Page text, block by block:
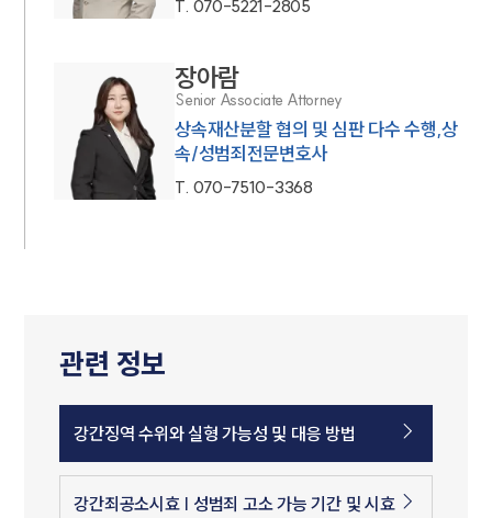
T. 070-5221-2805
장아람
Senior Associate Attorney
상속재산분할 협의 및 심판 다수 수행,상
속/성범죄전문변호사
T. 070-7510-3368
관련 정보
강간징역 수위와 실형 가능성 및 대응 방법
강간죄공소시효 | 성범죄 고소 가능 기간 및 시효